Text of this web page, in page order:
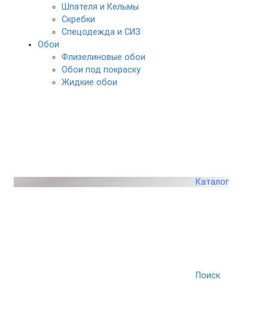
Шпателя и Кельмы
Скребки
Спецодежда и СИЗ
Обои
Флизелиновые обои
Обои под покраску
Жидкие обои
Каталог
Поиск